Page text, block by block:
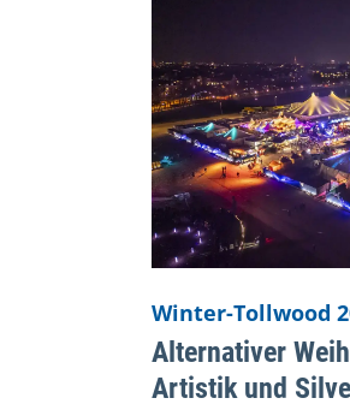
Winter-Tollwood
Alternativer
Artistik und